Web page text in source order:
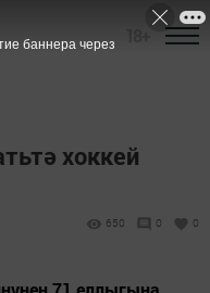
хоккей
650 0 0
баннера через